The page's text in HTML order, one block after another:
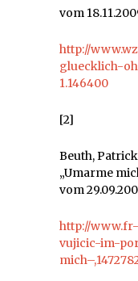
vom
http://
gluecklich-
1.146400
[2]
Beuth,
„Umarme
vom
http://
vujicic-im-